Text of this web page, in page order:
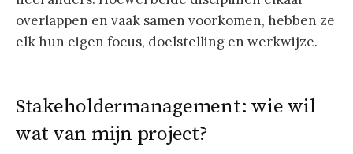
overlappen en vaak samen voorkomen, hebben ze
elk hun eigen focus, doelstelling en werkwijze.
Stakeholdermanagement: wie wil
wat van mijn project?